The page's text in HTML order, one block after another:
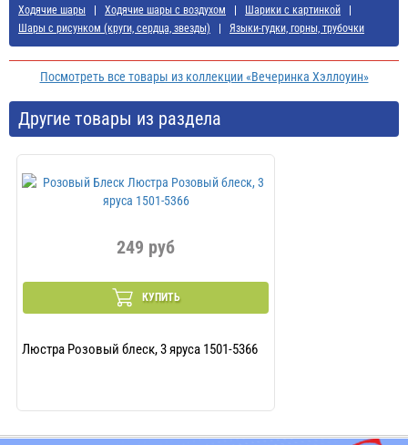
Ходячие шары
Ходячие шары с воздухом
Шарики с картинкой
Шары с рисунком (круги, сердца, звезды)
Языки-гудки, горны, трубочки
Посмотреть все товары из коллекции «Вечеринка Хэллоуин»
Другие товары из раздела
249 руб
КУПИТЬ
Люстра Розовый блеск, 3 яруса 1501-5366